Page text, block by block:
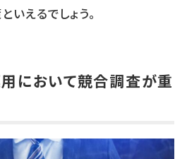
いえるでしょう。
において競合調査が重